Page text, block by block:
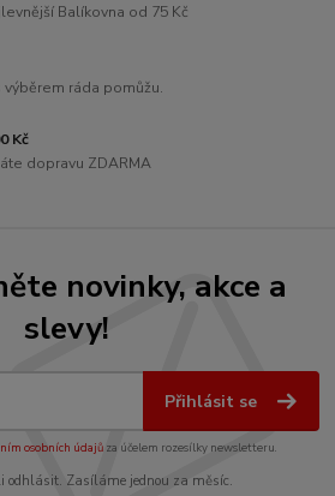
Balíkovna od 75 Kč
ráda pomůžu.
Kč
dopravu ZDARMA
novinky, akce a
slevy!
Přihlásit se
osobních údajůza účelem rozesílky newsletteru.
odhlásit. Zasíláme jednou za měsíc.